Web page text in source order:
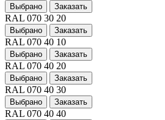
Выбрано Заказать
RAL 070 30 20
Выбрано Заказать
RAL 070 40 10
Выбрано Заказать
RAL 070 40 20
Выбрано Заказать
RAL 070 40 30
Выбрано Заказать
RAL 070 40 40